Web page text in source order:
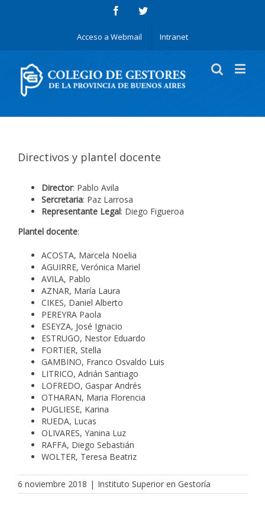
Acceso a Webmail Intranet
Directivos y plantel docente
Director: Pablo Avila
Sercretaria: Paz Larrosa
Representante Legal: Diego Figueroa
Plantel docente:
ACOSTA, Marcela Noelia
AGUIRRE, Verónica Mariel
AVILA, Pablo
AZNAR, María Laura
CIKES, Daniel Alberto
PEREYRA Paola
ESEYZA, José Ignacio
ESTRUGO, Nestor Eduardo
FORTIER, Stella
GAMBINO, Franco Osvaldo Luis
LITRICO, Adrián Santiago
LOFREDO, Gaspar Andrés
OTHARAN, Maria Florencia
PUGLIESE, Karina
RUEDA, Lucas
OLIVARES, Yanina Luz
RAFFA, Diego Sebastián
WOLTER, Teresa Beatriz
6 noviembre 2018 | Instituto Superior en Gestoría